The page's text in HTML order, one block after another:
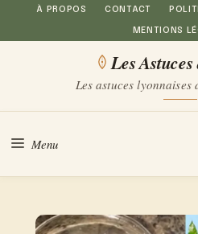
Aller
au
À PROPOS CONTACT
MENTIONS
Les
Les astuces lyonnaises
Menu